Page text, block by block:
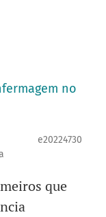
UNICAMPno
e20224730
que